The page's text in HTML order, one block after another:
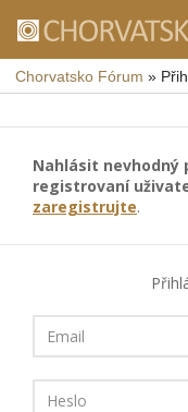
Chorvatsko Fórum »
Nahlásit nevhodný
registrovaní
zaregistrujte.
Email
Heslo